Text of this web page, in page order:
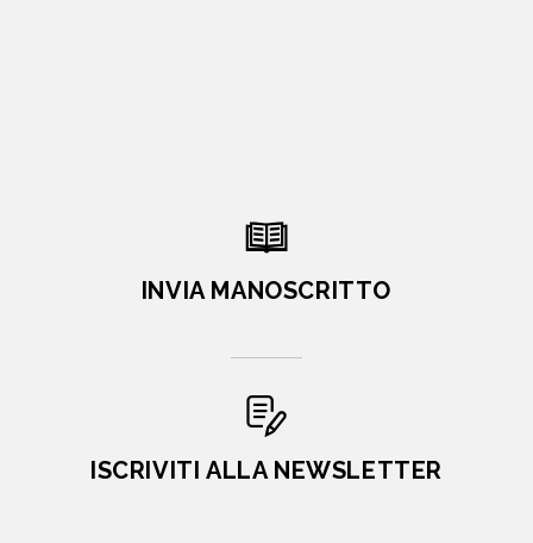
INVIA MANOSCRITTO
ISCRIVITI ALLA NEWSLETTER